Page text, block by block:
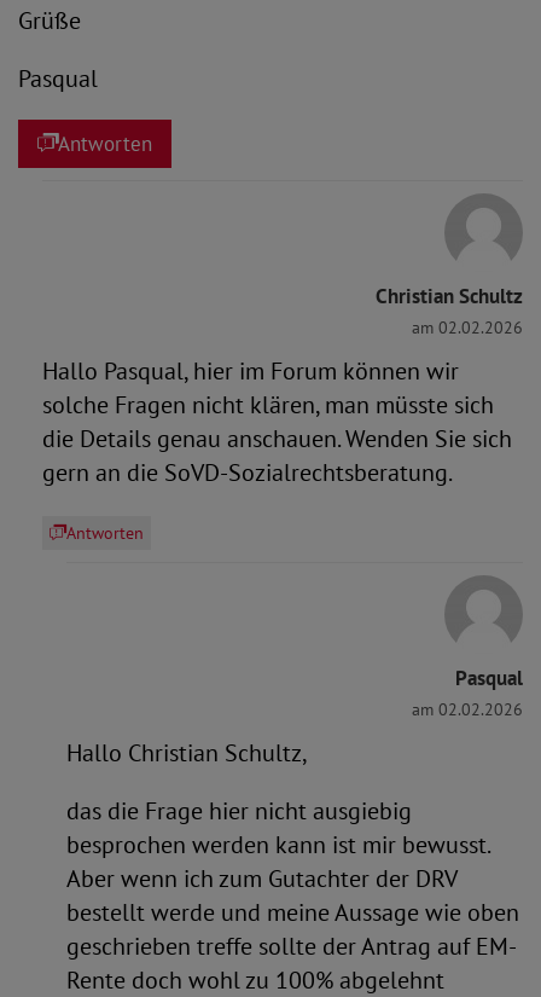
Grüße
Pasqual
Antworten
Christian Schultz
am 02.02.2026
Hallo Pasqual, hier im Forum können wir
solche Fragen nicht klären, man müsste sich
die Details genau anschauen. Wenden Sie sich
gern an die SoVD-Sozialrechtsberatung.
Antworten
Pasqual
am 02.02.2026
Hallo Christian Schultz,
das die Frage hier nicht ausgiebig
besprochen werden kann ist mir bewusst.
Aber wenn ich zum Gutachter der DRV
bestellt werde und meine Aussage wie oben
geschrieben treffe sollte der Antrag auf EM-
Rente doch wohl zu 100% abgelehnt